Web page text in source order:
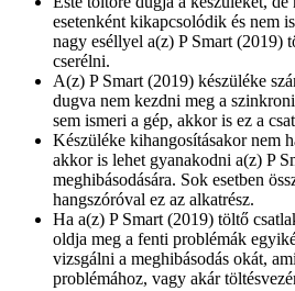
esetenként kikapcsolódik és nem
nagy eséllyel a(z) P Smart (2019)
cserélni.
A(z) P Smart (2019) készüléke
dugva nem kezdni meg a
sem ismeri a gép, akkor is ez a
Készüléke kihangosításakor nem
akkor is lehet gyanakodni a(z) P
meghibásodására. Sok esetben
hangszóróval ez az alkatrész.
Ha a(z) P Smart (2019) töltő
oldja meg a fenti problémák
vizsgálni a meghibásodás okát,
problémához, vagy akár